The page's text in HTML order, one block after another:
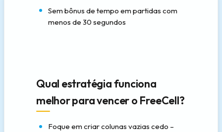
Sem bônus de tempo em partidas com
menos de 30 segundos
Qual estratégia funciona
melhor para vencer o FreeCell?
Foque em criar colunas vazias cedo –